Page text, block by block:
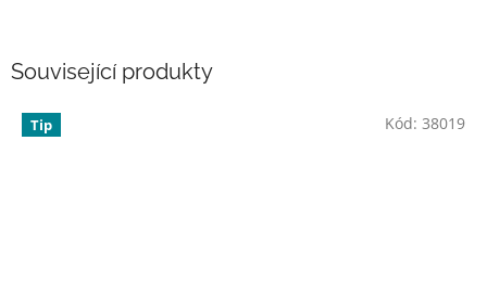
Související produkty
Tip Kód: 38019